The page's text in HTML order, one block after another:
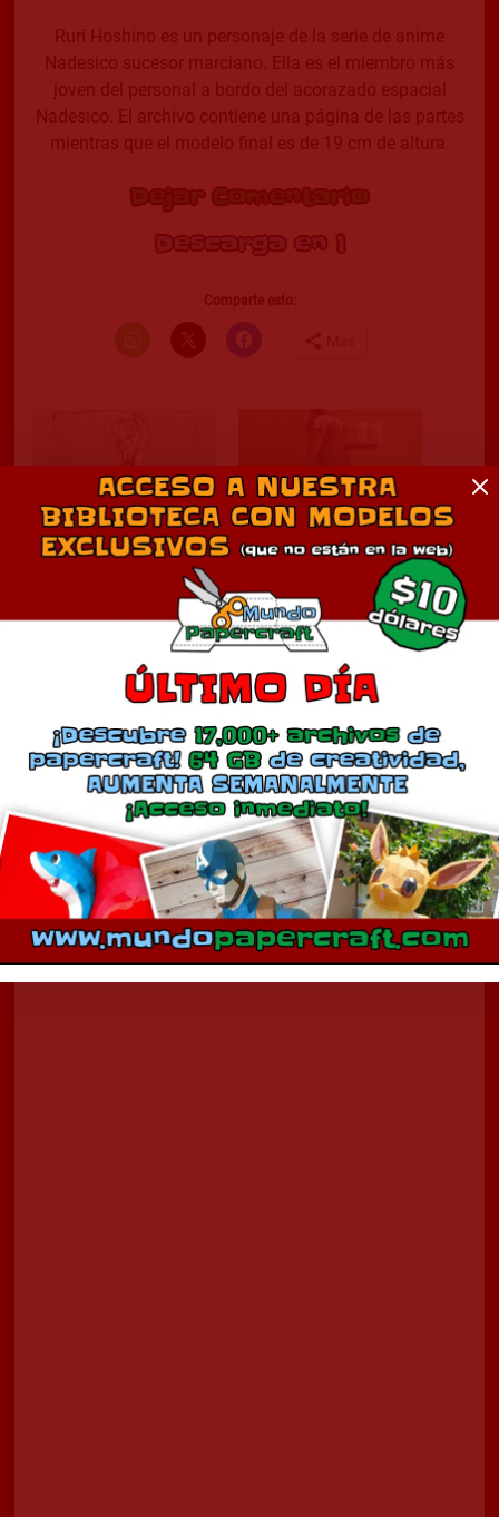
Ruri Hoshino es un personaje de la serie de anime
Nadesico sucesor marciano. Ella es el miembro más
joven del personal a bordo del acorazado espacial
Nadesico. El archivo contiene una página de las partes
mientras que el modelo final es de 19 cm de altura.
Dejar Comentario
Descargar Modelo
Comparte esto:
Ruri Hoshino
febrero 19, 2025
Mesera conejita
octubre 30, 2010
octubre 1, 2010
En «Anime»
Comentarios